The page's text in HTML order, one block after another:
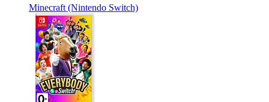
Minecraft (Nintendo Switch)